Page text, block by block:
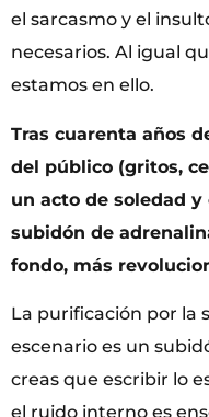
el sarcasmo y el
necesarios. Al igual
estamos en ello.
Tras cuarenta años
del público (gritos,
un acto de soledad y
subidón de
fondo, más
La purificación por la
escenario es un
creas que escribir lo
el ruido interno es